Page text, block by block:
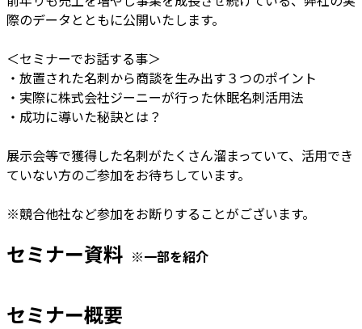
際のデータとともに公開いたします。
＜セミナーでお話する事＞
・放置された名刺から商談を生み出す３つのポイント
・実際に株式会社ジーニーが行った休眠名刺活用法
・成功に導いた秘訣とは？
展示会等で獲得した名刺がたくさん溜まっていて、活用でき
ていない方のご参加をお待ちしています。
※競合他社など参加をお断りすることがございます。
セミナー資料 ※一部を紹介
セミナー概要